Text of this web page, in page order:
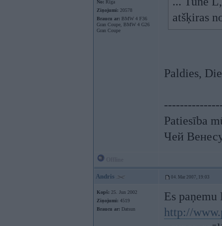
No: Rīga
Ziņojumi: 20578
Braucu ar: BMW 4 F36
Gran Coupe, BMW 4 G26
Gran Coupe
atšķiras
Paldies,
Patiesība
Чей
Andris 04. Mar 2007, 19:03
Kopš: 25. Jun 2002
Ziņojumi: 4519
Braucu ar: Datsun
Es paņemu
http://